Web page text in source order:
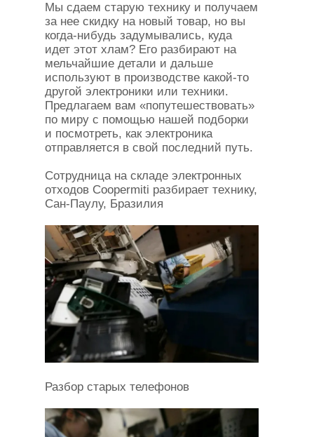
Мы сдаем старую технику и получаем
за нее скидку на новый товар, но вы
когда-нибудь задумывались, куда
идет этот хлам? Его разбирают на
мельчайшие детали и дальше
используют в производстве какой-то
другой электроники или техники.
Предлагаем вам «попутешествовать»
по миру с помощью нашей подборки
и посмотреть, как электроника
отправляется в свой последний путь.
Сотрудница на складе электронных
отходов Coopermiti разбирает технику,
Сан-Паулу, Бразилия
Разбор старых телефонов